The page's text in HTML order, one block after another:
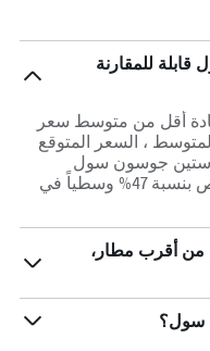
للمقارنة
أقل من متوسط ​​سعر
المتوسط ، السعر المتوقع
وستين جوسون سول
سيعطيك 1,703 ﷼ في الليلة وهو أرخص بنسبة 47% وسطياً في
أقرب مطار،
سول؟